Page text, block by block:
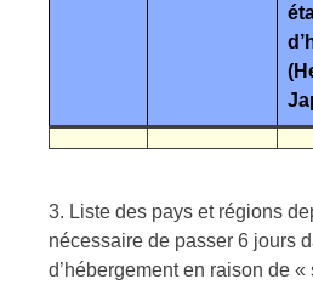
3. Liste des pays et régions
nécessaire de passer 6 jours
d’hébergement en raison de